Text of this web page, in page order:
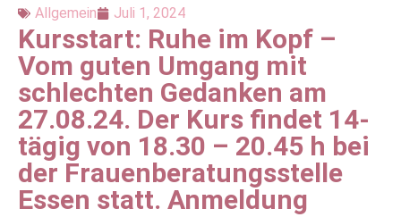
Allgemein
Juli 1, 2024
Kursstart: Ruhe im Kopf –
Vom guten Umgang mit
schlechten Gedanken am
27.08.24. Der Kurs findet 14-
tägig von 18.30 – 20.45 h bei
der Frauenberatungsstelle
Essen statt. Anmeldung